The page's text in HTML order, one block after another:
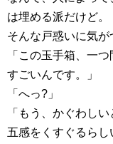
は埋める派だけど。
そんな戸惑いに気が
「この玉手箱、一
すごいんです。」
「へっ?」
「もう、かぐわし
五感をくすぐるら